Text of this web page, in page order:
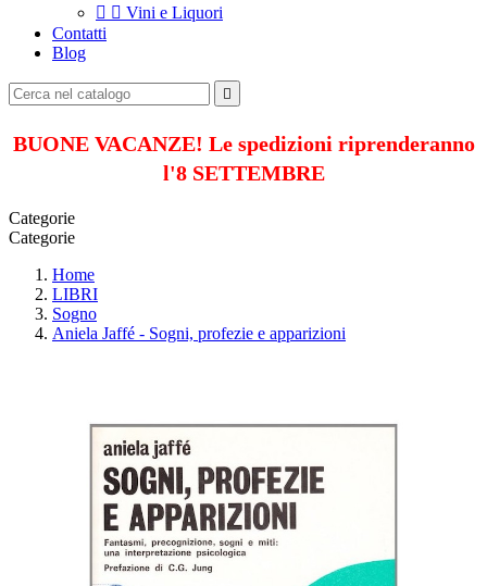
  Vini e Liquori
Contatti
Blog

BUONE VACANZE! Le spedizioni riprenderanno
l'8 SETTEMBRE
Categorie
Categorie
Home
LIBRI
Sogno
Aniela Jaffé - Sogni, profezie e apparizioni